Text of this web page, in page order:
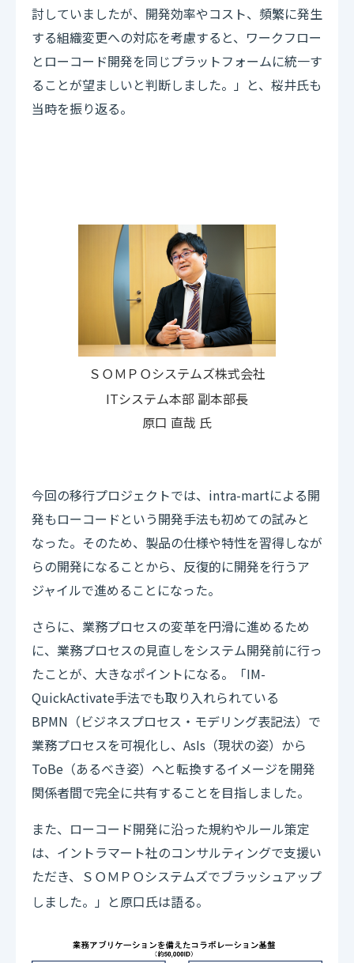
討していましたが、開発効率やコスト、頻繁に発生
する組織変更への対応を考慮すると、ワークフロー
とローコード開発を同じプラットフォームに統一す
ることが望ましいと判断しました。」と、桜井氏も
当時を振り返る。
ＳＯＭＰＯ システムズ株式会社
ITシステム本部 副本部長
原口 直哉 氏
今回の移行プロジェクトでは、intra-martによる開
発もローコードという開発手法も初めての試みと
なった。そのため、製品の仕様や特性を習得しなが
らの開発になることから、反復的に開発を行うア
ジャイルで進めることになった。
さらに、業務プロセスの変革を円滑に進めるため
に、業務プロセスの見直しをシステム開発前に行っ
たことが、大きなポイントになる。「IM-
QuickActivate手法でも取り入れられている
BPMN（ビジネスプロセス・モデリング表記法）で
業務プロセスを可視化し、AsIs（現状の姿）から
ToBe（あるべき姿）へと転換するイメージを開発
関係者間で完全に共有することを目指しました。
また、ローコード開発に沿った規約やルール策定
は、イントラマート社のコンサルティングで支援い
ただき、
ＳＯＭＰＯ システムズでブラッシュアップ
しました。」と原口氏は語る。